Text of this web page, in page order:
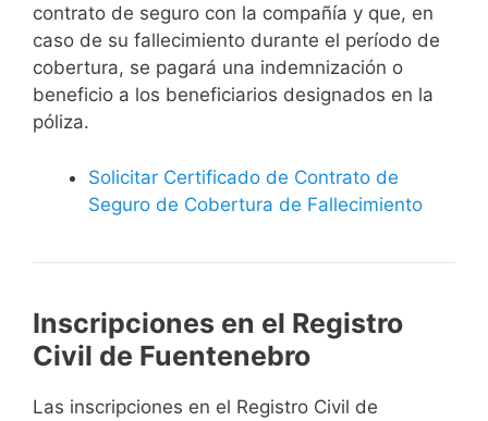
contrato de seguro con la compañía y que, en
caso de su fallecimiento durante el período de
cobertura, se pagará una indemnización o
beneficio a los beneficiarios designados en la
póliza.
Solicitar Certificado de Contrato de
Seguro de Cobertura de Fallecimiento
Inscripciones en el Registro
Civil de Fuentenebro
Las inscripciones en el Registro Civil de